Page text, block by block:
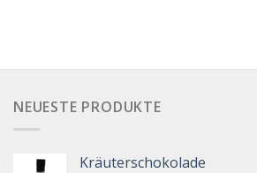
NEUESTE PRODUKTE
Kräuterschokolade